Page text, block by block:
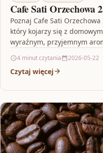
Cafe Sati Orzechowa
Poznaj Cafe Sati
który kojarzy się z
wyraźnym, przyjemnym
4 minut czytania 2026-05-22
Czytaj więcej